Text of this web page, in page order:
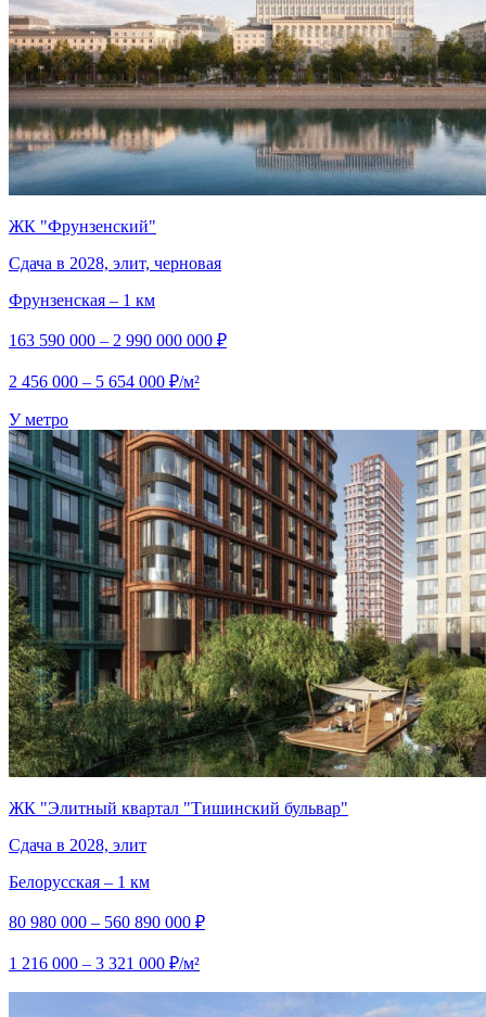
ЖК "Фрунзенский"
Сдача в 2028, элит, черновая
Фрунзенская – 1 км
163 590 000 – 2 990 000 000 ₽
2 456 000 – 5 654 000 ₽/м²
У метро
ЖК "Элитный квартал "Тишинский бульвар"
Сдача в 2028, элит
Белорусская – 1 км
80 980 000 – 560 890 000 ₽
1 216 000 – 3 321 000 ₽/м²